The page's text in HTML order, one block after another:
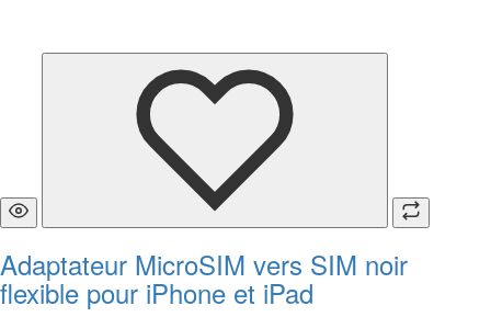
Adaptateur MicroSIM vers SIM noir
flexible pour iPhone et iPad